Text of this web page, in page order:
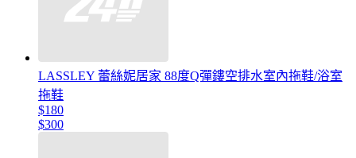
LASSLEY 蕾絲妮居家 88度Q彈鏤空排水室內拖鞋/浴室
拖鞋
$180
$300